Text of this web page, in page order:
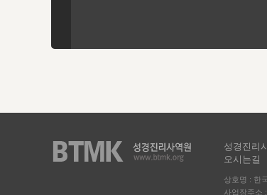
성경진리
오시는길
상호명 : 한
사업장주소